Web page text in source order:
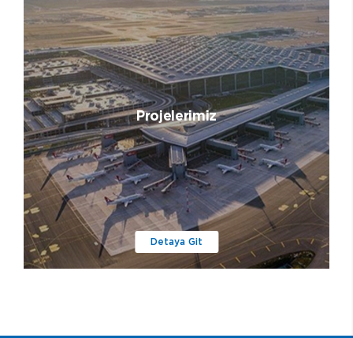
Projelerimiz
Detaya Git